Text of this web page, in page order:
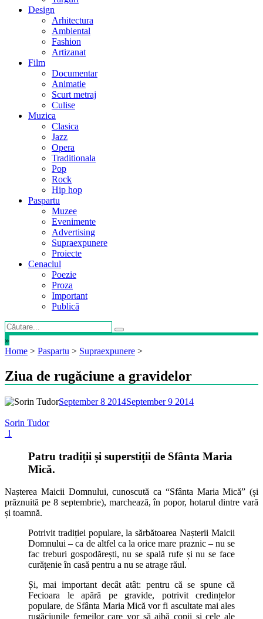
Design
Arhitectura
Ambiental
Fashion
Artizanat
Film
Documentar
Animatie
Scurt metraj
Culise
Muzica
Clasica
Jazz
Opera
Traditionala
Pop
Rock
Hip hop
Paspartu
Muzee
Evenimente
Advertising
Supraexpunere
Proiecte
Cenaclul
Poezie
Proza
Important
Publică
»
Home > Paspartu > Supraexpunere >
Ziua de rugăciune a gravidelor
September 8 2014September 9 2014
Sorin Tudor
1
Patru tradiții și superstiții de Sfânta Maria
Mică.
Nașterea Maicii Domnului, cunoscută ca “Sfânta Maria Mică” (și
prăznuită pe 8 septembrie), marchează, în popor, hotarul dintre vară
și toamnă.
Potrivit tradiției populare, la sărbătoarea Nașterii Maicii
Domnului – ca de altfel ca la orice mare praznic – nu se
fac treburi gospodărești, nu se spală rufe și nu se face
curățenie în casă pentru a nu se atrage răul.
Și, mai important decât atât: pentru că se spune că
Fecioara le apără pe gravide, potrivit credințelor
populare, de Sfânta Maria Mică vor fi ascultate mai ales
rugăciunile femeilor care vor să aibă copii și cele ale